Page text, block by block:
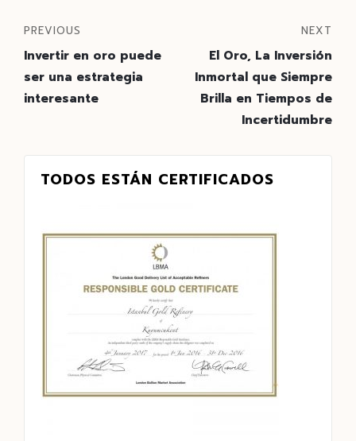
PREVIOUS
Invertir en oro puede
ser una estrategia
interesante
NEXT
El Oro, La Inversión
Inmortal que Siempre
Brilla en Tiempos de
Incertidumbre
TODOS ESTÁN CERTIFICADOS